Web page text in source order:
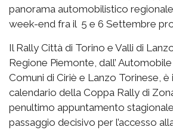
panorama automobilistico
week-end fra il 5 e 6 Settembre
Il Rally Città di Torino e Valli di
Regione Piemonte, dall’
Comuni di Ciriè e Lanzo Torinese, è
calendario della Coppa Rally di
penultimo appuntamento
passaggio decisivo per l’accesso